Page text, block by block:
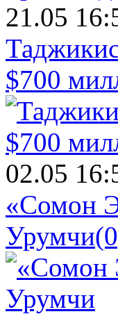
21.05
$700
02.05
«Сомон
Урумчи